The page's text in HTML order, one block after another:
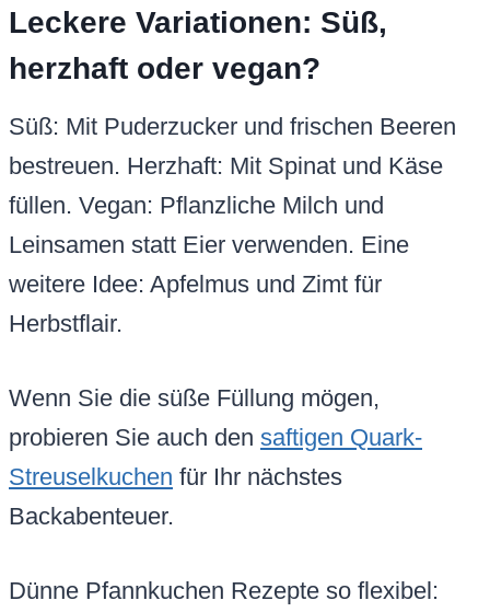
Leckere Variationen: Süß,
herzhaft oder vegan?
Süß: Mit Puderzucker und frischen Beeren
bestreuen. Herzhaft: Mit Spinat und Käse
füllen. Vegan: Pflanzliche Milch und
Leinsamen statt Eier verwenden. Eine
weitere Idee: Apfelmus und Zimt für
Herbstflair.
Wenn Sie die süße Füllung mögen,
probieren Sie auch den saftigen Quark-
Streuselkuchen für Ihr nächstes
Backabenteuer.
Dünne Pfannkuchen Rezepte so flexibel: